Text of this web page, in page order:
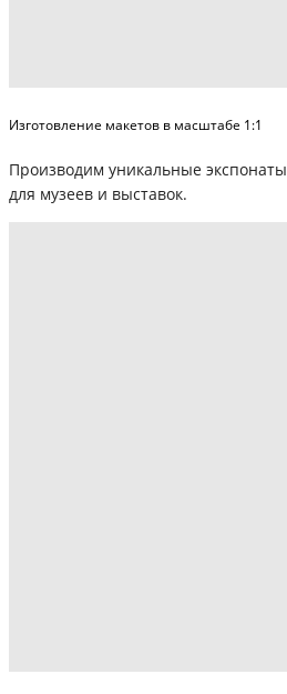
Изготовление макетов в масштабе 1:1
Производим уникальные
для музеев и выставок.